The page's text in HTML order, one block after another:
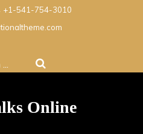
+1-541-754-3010
Online